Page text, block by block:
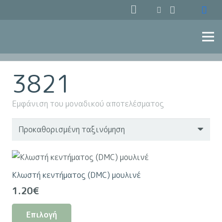
3821
Εμφάνιση του μοναδικού αποτελέσματος
Κλωστή κεντήματος (DMC) μουλινέ
1.20€
Επιλογή